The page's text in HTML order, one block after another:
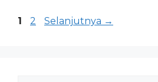
1 2 Selanjutnya →